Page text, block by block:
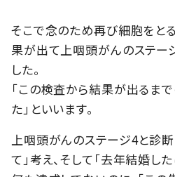
そこで念のため再び細胞をと
果が出て上咽頭がんのステー
した。
「この検査から結果が出るま
た」といいます。
上咽頭がんのステージ4と診
て」考え、そして「去年結婚し